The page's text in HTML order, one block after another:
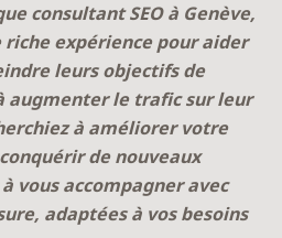
consultant SEO à Genève,
expérience pour aider
leurs objectifs de
augmenter le trafic sur leur
à améliorer votre
de nouveaux
vous accompagner avec
adaptées à vos besoins